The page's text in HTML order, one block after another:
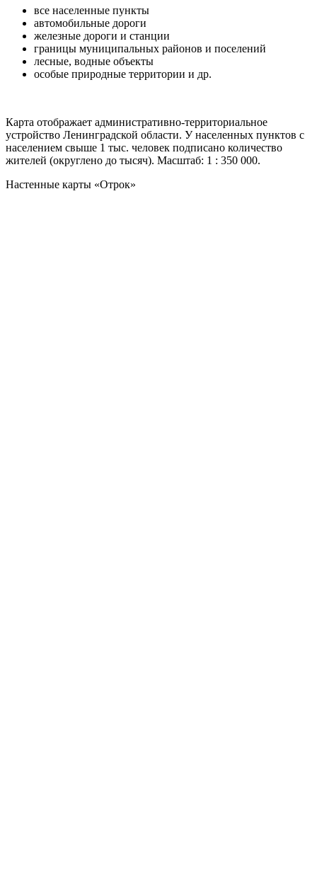
все населенные пункты
автомобильные дороги
железные дороги и станции
границы муниципальных районов и поселений
лесные, водные объекты
особые природные территории и др.
Карта отображает административно-территориальное
устройство Ленинградской области. У населенных пунктов с
населением свыше 1 тыс. человек подписано количество
жителей (округлено до тысяч). Масштаб: 1 : 350 000.
Настенные карты «Отрок»